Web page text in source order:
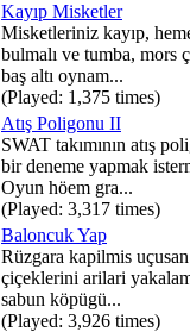
Kayıp Misketler
Misketleriniz kayıp,
bulmalı ve tumba, mors
baş altı oynam...
(Played: 1,375 times)
Atış Poligonu II
SWAT takımının atış
bir deneme yapmak
Oyun höem gra...
(Played: 3,317 times)
Baloncuk Yap
Rüzgara kapilmis
çiçeklerini arilari
sabun köpügü...
(Played: 3,926 times)